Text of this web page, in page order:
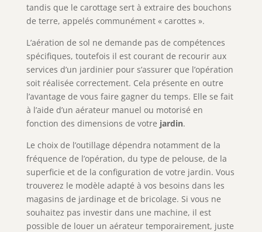
tandis que le carottage sert à extraire des bouchons
de terre, appelés communément « carottes ».
L’aération de sol ne demande pas de compétences
spécifiques, toutefois il est courant de recourir aux
services d’un jardinier pour s’assurer que l’opération
soit réalisée correctement. Cela présente en outre
l’avantage de vous faire gagner du temps. Elle se fait
à l’aide d’un aérateur manuel ou motorisé en
fonction des dimensions de votre jardin.
Le choix de l’outillage dépendra notamment de la
fréquence de l’opération, du type de pelouse, de la
superficie et de la configuration de votre jardin. Vous
trouverez le modèle adapté à vos besoins dans les
magasins de jardinage et de bricolage. Si vous ne
souhaitez pas investir dans une machine, il est
possible de louer un aérateur temporairement, juste